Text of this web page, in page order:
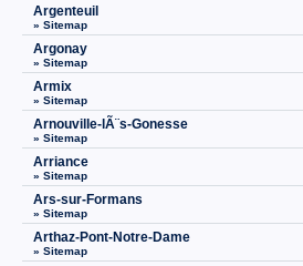
Argenteuil
» Sitemap
Argonay
» Sitemap
Armix
» Sitemap
Arnouville-lÃ¨s-Gonesse
» Sitemap
Arriance
» Sitemap
Ars-sur-Formans
» Sitemap
Arthaz-Pont-Notre-Dame
» Sitemap